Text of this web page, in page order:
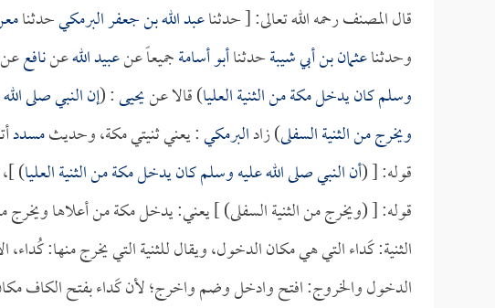
قال المصنف رحمه الله تعالى: [ حدثناعبد الله بن جعفر البرمكيحدثنا
وحدثناعثمان بن أبي شيبةحدثناأبو أسامةجميعاً عنعبيد اللهعننافععن
وسلم كان يدخل مكة من الثنية العليا) قالا عنيحيى: (إن النبي صلى
ويخرج من الثنية السفلى) زادالبرمكي: يعني ثنيتي مكة، وحديثمسدد
قوله: [ (أن النبي صلى الله عليه وسلم كان يدخل مكة من الثنية العليا) ]،
قوله: [ (ويخرج من الثنية السفلى) ] يعني: يدخل مكة من أعلاها ويخرج
الثنية: كَداء التي هي مكان الدخول، ويقال للثنية التي يخرج منها: كُداء،
الدخول والخروج: افتح وادخل وضم واخرج؛ لأن كَداء بفتح الكاف